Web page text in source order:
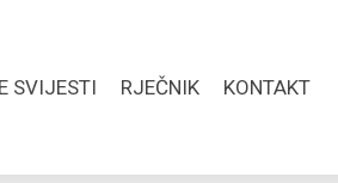
SVIJESTI RJEČNIK KONTAKT